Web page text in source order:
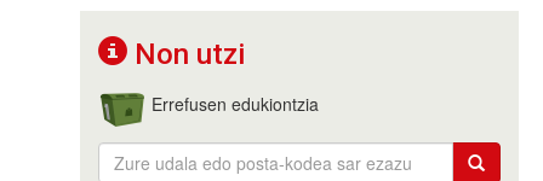
Non utzi
Errefusen edukiontzia